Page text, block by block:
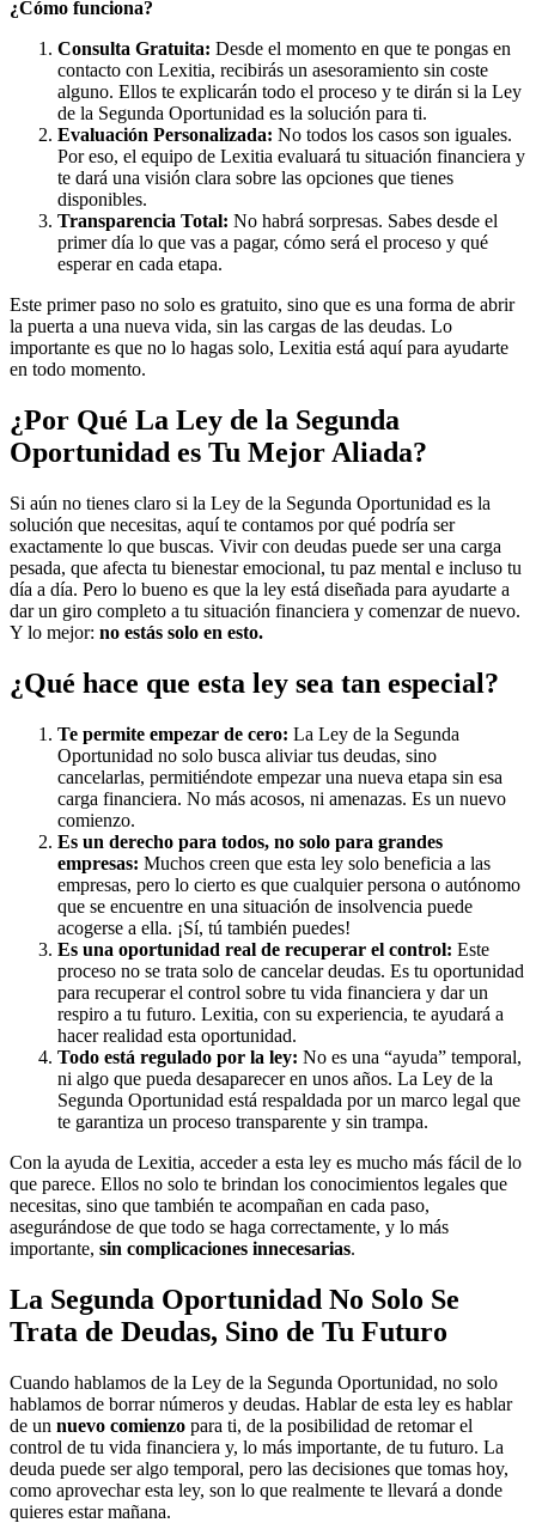
¿Cómo funciona?
Consulta Gratuita: Desde el momento en que te pongas en
contacto con Lexitia, recibirás un asesoramiento sin coste
alguno. Ellos te explicarán todo el proceso y te dirán si la Ley
de la Segunda Oportunidad es la solución para ti.
Evaluación Personalizada: No todos los casos son iguales.
Por eso, el equipo de Lexitia evaluará tu situación financiera y
te dará una visión clara sobre las opciones que tienes
disponibles.
Transparencia Total: No habrá sorpresas. Sabes desde el
primer día lo que vas a pagar, cómo será el proceso y qué
esperar en cada etapa.
Este primer paso no solo es gratuito, sino que es una forma de abrir
la puerta a una nueva vida, sin las cargas de las deudas. Lo
importante es que no lo hagas solo, Lexitia está aquí para ayudarte
en todo momento.
¿Por Qué La Ley de la Segunda
Oportunidad es Tu Mejor Aliada?
Si aún no tienes claro si la Ley de la Segunda Oportunidad es la
solución que necesitas, aquí te contamos por qué podría ser
exactamente lo que buscas. Vivir con deudas puede ser una carga
pesada, que afecta tu bienestar emocional, tu paz mental e incluso tu
día a día. Pero lo bueno es que la ley está diseñada para ayudarte a
dar un giro completo a tu situación financiera y comenzar de nuevo.
Y lo mejor: no estás solo en esto.
¿Qué hace que esta ley sea tan especial?
Te permite empezar de cero: La Ley de la Segunda
Oportunidad no solo busca aliviar tus deudas, sino
cancelarlas, permitiéndote empezar una nueva etapa sin esa
carga financiera. No más acosos, ni amenazas. Es un nuevo
comienzo.
Es un derecho para todos, no solo para grandes
empresas: Muchos creen que esta ley solo beneficia a las
empresas, pero lo cierto es que cualquier persona o autónomo
que se encuentre en una situación de insolvencia puede
acogerse a ella. ¡Sí, tú también puedes!
Es una oportunidad real de recuperar el control: Este
proceso no se trata solo de cancelar deudas. Es tu oportunidad
para recuperar el control sobre tu vida financiera y dar un
respiro a tu futuro. Lexitia, con su experiencia, te ayudará a
hacer realidad esta oportunidad.
Todo está regulado por la ley: No es una “ayuda” temporal,
ni algo que pueda desaparecer en unos años. La Ley de la
Segunda Oportunidad está respaldada por un marco legal que
te garantiza un proceso transparente y sin trampa.
Con la ayuda de Lexitia, acceder a esta ley es mucho más fácil de lo
que parece. Ellos no solo te brindan los conocimientos legales que
necesitas, sino que también te acompañan en cada paso,
asegurándose de que todo se haga correctamente, y lo más
importante, sin complicaciones innecesarias.
La Segunda Oportunidad No Solo Se
Trata de Deudas, Sino de Tu Futuro
Cuando hablamos de la Ley de la Segunda Oportunidad, no solo
hablamos de borrar números y deudas. Hablar de esta ley es hablar
de un nuevo comienzo para ti, de la posibilidad de retomar el
control de tu vida financiera y, lo más importante, de tu futuro. La
deuda puede ser algo temporal, pero las decisiones que tomas hoy,
como aprovechar esta ley, son lo que realmente te llevará a donde
quieres estar mañana.